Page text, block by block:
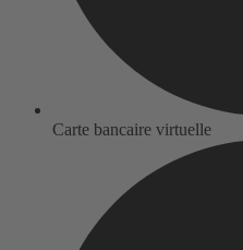
Carte bancaire virtuelle